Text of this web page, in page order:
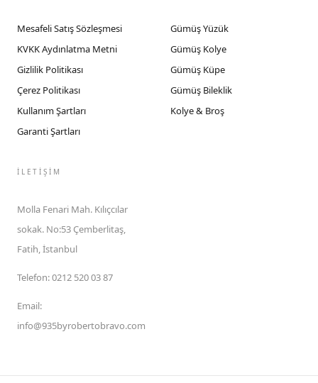
Mesafeli Satış Sözleşmesi
KVKK Aydınlatma Metni
Gizlilik Politikası
Çerez Politikası
Kullanım Şartları
Garanti Şartları
Gümüş Yüzük
Gümüş Kolye
Gümüş Küpe
Gümüş Bileklik
Kolye & Broş
İLETIŞIM
Molla Fenari Mah. Kılıçcılar
sokak. No:53 Çemberlitaş,
Fatih, İstanbul
Telefon:0212 520 03 87
Email:
info@935byrobertobravo.com